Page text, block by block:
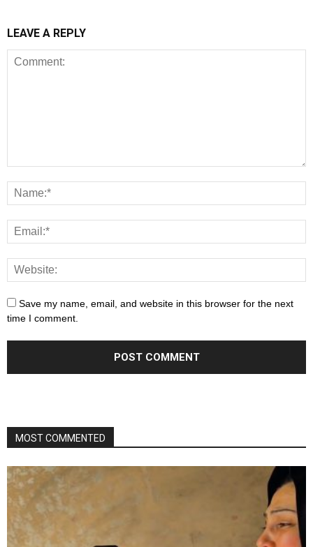
LEAVE A REPLY
Save my name, email, and website in this browser for the next
time I comment.
MOST COMMENTED